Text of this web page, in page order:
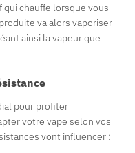
qui chauffe lorsque vous
va alors vaporiser
ainsi la vapeur que
pour profiter
votre vape selon vos
vont influencer :